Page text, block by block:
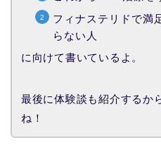
フィナステリドで満
らない人
に向けて書いているよ。
最後に体験談も紹介するか
ね！